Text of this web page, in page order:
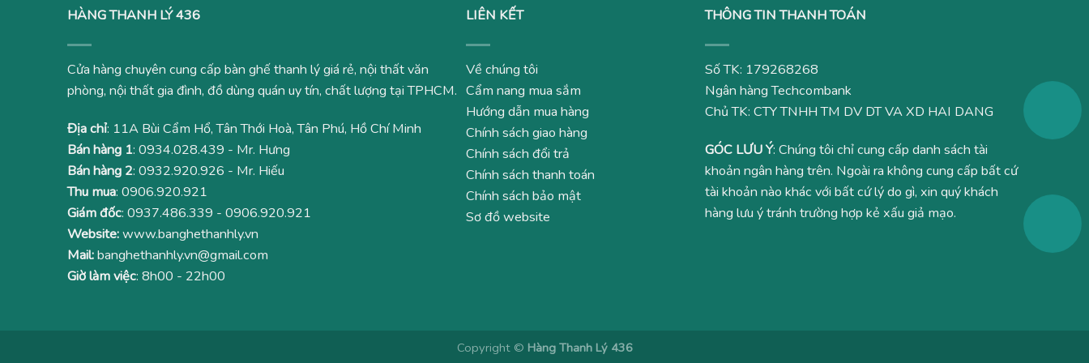
HÀNG THANH LÝ 436
Cửa hàng chuyên cung cấp bàn ghế thanh lý giá rẻ, nội thất văn
phòng, nội thất gia đình, đồ dùng quán uy tín, chất lượng tại TPHCM.
Địa chỉ: 11A Bùi Cẩm Hổ, Tân Thới Hoà, Tân Phú, Hồ Chí Minh
Bán hàng 1: 0934.028.439 - Mr. Hưng
Bán hàng 2: 0932.920.926 - Mr. Hiếu
Thu mua: 0906.920.921
Giám đốc: 0937.486.339 - 0906.920.921
Website:www.banghethanhly.vn
Mail:banghethanhly.vn@gmail.com
Giờ làm việc: 8h00 - 22h00
LIÊN KẾT
Về chúng tôi
Cẩm nang mua sắm
Hướng dẫn mua hàng
Chính sách giao hàng
Chính sách đổi trả
Chính sách thanh toán
Chính sách bảo mật
Sơ đồ website
THÔNG TIN THANH TOÁN
Số TK: 179268268
Ngân hàng Techcombank
Chủ TK: CTY TNHH TM DV DT VA XD HAI DANG
GÓC LƯU Ý: Chúng tôi chỉ cung cấp danh sách tài
khoản ngân hàng trên. Ngoài ra không cung cấp bất cứ
tài khoản nào khác với bất cứ lý do gì, xin quý khách
hàng lưu ý tránh trường hợp kẻ xấu giả mạo.
Copyright © Hàng Thanh Lý 436